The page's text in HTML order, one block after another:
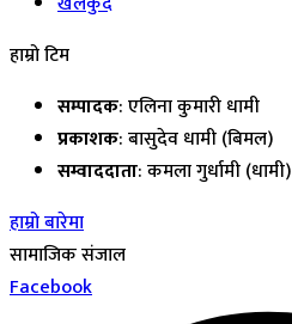
हाम्रो टिम
सम्पादक: एलिना कुमारी धामी
प्रकाशक: बासुदेव धामी (बिमल)
सम्वाददाता: कमला गुर्धामी (धामी)
हाम्रो बारेमा
सामाजिक संजाल
Facebook